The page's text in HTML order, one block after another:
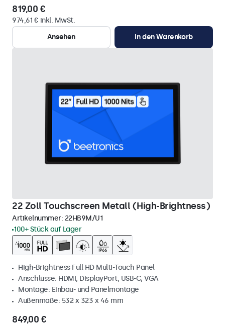
819,00 €
974,61 € inkl. MwSt.
Ansehen
In den Warenkorb
22 Zoll Touchscreen Metall (High-Brightness)
Artikelnummer: 22HB9M/U1
100+ Stück auf Lager
High-Brightness Full HD Multi-Touch Panel
Anschlüsse: HDMI, DisplayPort, USB-C, VGA
Montage: Einbau- und Panelmontage
Außenmaße: 532 x 323 x 46 mm
849,00 €